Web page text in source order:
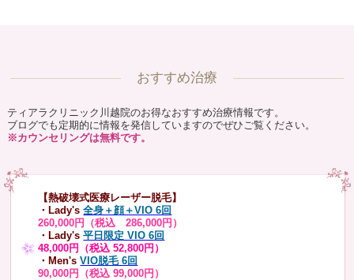
おすすめ治療
ティアラクリニック川越院のお得なおすすめ治療情報です。
ブログでも定期的に情報を発信していますのでぜひご覧ください。
※カウンセリングは無料です。
【熱破壊式医療レーザー脱毛】
・Lady's 全身＋顔＋VIO 6回
260,000円（税込 286,000円）
・Lady's平日限定 VIO 6回
48,000円（税込 52,800円）
・Men's VIO脱毛 6回
90,000円（税込 99,000円）